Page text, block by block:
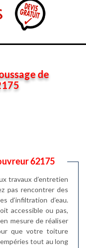
de
62175
travaux d’entretien
pas rencontrer des
d’infiltration d’eau.
accessible ou pas,
mesure de réaliser
que votre toiture
tout au long